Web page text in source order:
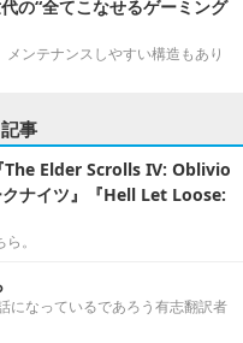
の“全てこなせるゲーミング
ンテナンスしやすい構造もあり
事
The Elder Scrolls IV: Oblivio
ナイツ』『Hell Let Loose:
。
になっているであろう有志翻訳者